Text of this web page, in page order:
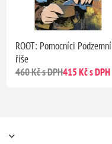
ROOT: Pomocníci Podzemní
říše
460 Kč s DPH415 Kč s DPH